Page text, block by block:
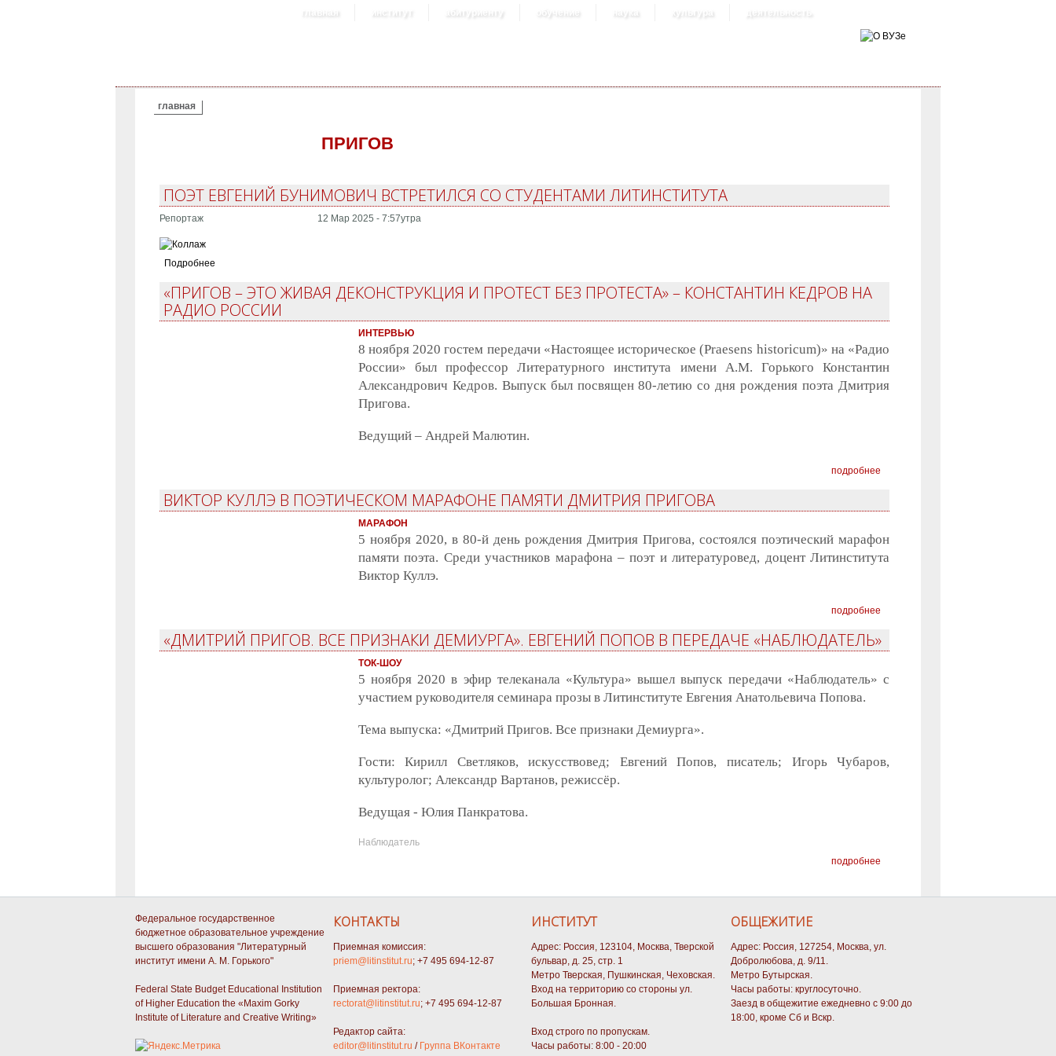
главная институт абитуриенту обучение наука культура деятельность
ВЫ ЗДЕСЬ
главная
ПРИГОВ
ПОЭТ ЕВГЕНИЙ БУНИМОВИЧ ВСТРЕТИЛСЯ СО СТУДЕНТАМИ ЛИТИНСТИТУТА
Репортаж 12 Мар 2025 - 7:57утра
Подробнее
«ПРИГОВ – ЭТО ЖИВАЯ ДЕКОНСТРУКЦИЯ И ПРОТЕСТ БЕЗ ПРОТЕСТА» – КОНСТАНТИН КЕДРОВ НА
РАДИО РОССИИ
ИНТЕРВЬЮ
8 ноября 2020 гостем передачи «Настоящее историческое (Praesens historicum)» на «Радио
России» был профессор Литературного института имени А.М. Горького Константин
Александрович Кедров. Выпуск был посвящен 80-летию со дня рождения поэта Дмитрия
Пригова.
Ведущий – Андрей Малютин.
подробнее
ВИКТОР КУЛЛЭ В ПОЭТИЧЕСКОМ МАРАФОНЕ ПАМЯТИ ДМИТРИЯ ПРИГОВА
МАРАФОН
5 ноября 2020, в 80-й день рождения Дмитрия Пригова, состоялся поэтический марафон
памяти поэта. Среди участников марафона – поэт и литературовед, доцент Литинститута
Виктор Куллэ.
подробнее
«ДМИТРИЙ ПРИГОВ. ВСЕ ПРИЗНАКИ ДЕМИУРГА». ЕВГЕНИЙ ПОПОВ В ПЕРЕДАЧЕ «НАБЛЮДАТЕЛЬ»
ТОК-ШОУ
5 ноября 2020 в эфир телеканала «Культура» вышел выпуск передачи «Наблюдатель» с
участием руководителя семинара прозы в Литинституте Евгения Анатольевича Попова.
Тема выпуска: «Дмитрий Пригов. Все признаки Демиурга».
Гости: Кирилл Светляков, искусствовед; Евгений Попов, писатель; Игорь Чубаров,
культуролог; Александр Вартанов, режиссёр.
Ведущая - Юлия Панкратова.
Наблюдатель
подробнее
Федеральное государственное
бюджетное образовательное учреждение
высшего образования "Литературный
институт имени А. М. Горького"
Federal State Budget Educational Institution
of Higher Education the «Maxim Gorky
Institute of Literature and Creative Writing»
КОНТАКТЫ
Приемная комиссия:
priem@litinstitut.ru; +7 495 694-12-87
Приемная ректора:
rectorat@litinstitut.ru; +7 495 694-12-87
Редактор сайта:
editor@litinstitut.ru / Группа ВКонтакте
ИНСТИТУТ
Адрес: Россия, 123104, Москва, Тверской
бульвар, д. 25, стр. 1
Метро Тверская, Пушкинская, Чеховская.
Вход на территорию со стороны ул.
Большая Бронная.
Вход строго по пропускам.
Часы работы: 8:00 - 20:00
ОБЩЕЖИТИЕ
Адрес: Россия, 127254, Москва, ул.
Добролюбова, д. 9/11.
Метро Бутырская.
Часы работы: круглосуточно.
Заезд в общежитие ежедневно с 9:00 до
18:00, кроме Сб и Вскр.